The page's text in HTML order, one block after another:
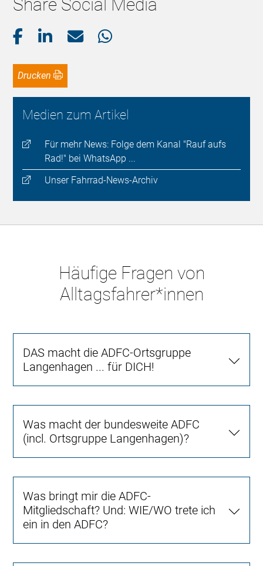
Share Social Media
Drucken
Medien zum Artikel
Für mehr News: Folge dem Kanal "Rauf aufs
Rad!" bei WhatsApp ...
Unser Fahrrad-News-Archiv
Häufige Fragen von
Alltagsfahrer*innen
DAS macht die ADFC-Ortsgruppe
Langenhagen ... für DICH!
Was macht der bundesweite ADFC
(incl. Ortsgruppe Langenhagen)?
Was bringt mir die ADFC-
Mitgliedschaft? Und: WIE/WO trete ich
ein in den ADFC?